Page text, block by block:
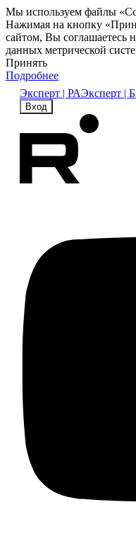
Мы используем файлы
Нажимая на кнопку
сайтом, Вы соглашаетесь
данных метрической
Принять
Подробнее
Эксперт | РАЭксперт |
Вход